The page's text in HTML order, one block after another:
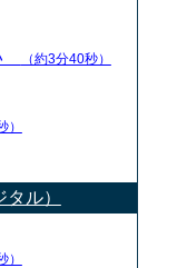
（約3分40秒）
）
ル）
）